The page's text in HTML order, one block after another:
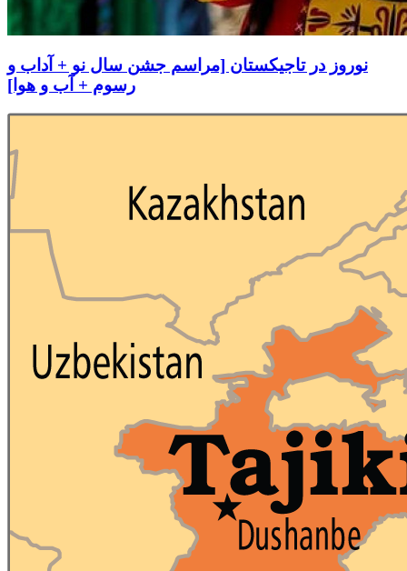
نوروز در تاجیکستان [مراسم جشن سال نو + آداب و
رسوم + آب و هوا]